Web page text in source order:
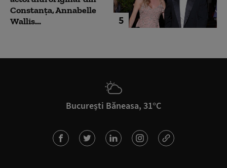
5
Constanța, Annabelle
Wallis...
București Băneasa, 31°C